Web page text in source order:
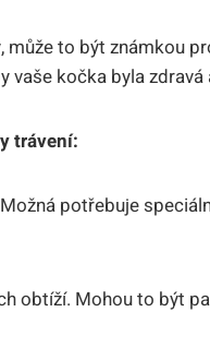
to být známkou
kočka byla zdravá
trávení:
potřebuje
obtíží. Mohou to být